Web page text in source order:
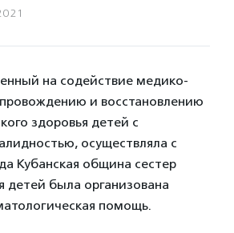
на содействие медико-
и восстановлению
здоровья детей с
осуществляла с
Кубанская община сестер
детей была организована
помощь.